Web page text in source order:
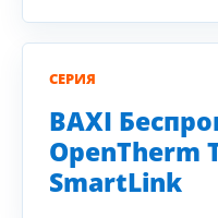
СЕРИЯ
BAXI
OpenTherm
SmartLink